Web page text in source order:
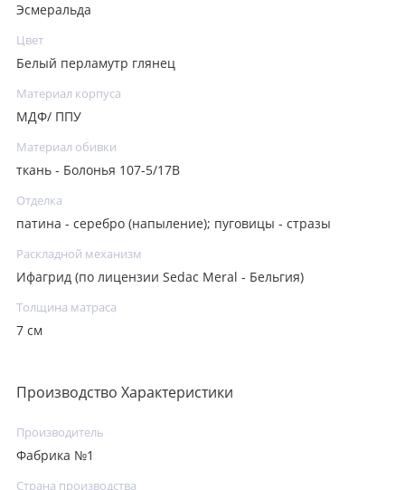
Эсмеральда
Цвет
Белый перламутр глянец
Материал корпуса
МДФ/ ППУ
Материал обивки
ткань - Болонья 107-5/17B
Отделка
патина - серебро (напыление); пуговицы - стразы
Раскладной механизм
Ифагрид (по лицензии Sedac Meral - Бельгия)
Толщина матраса
7 см
Производство Характеристики
Производитель
Фабрика №1
Страна производства